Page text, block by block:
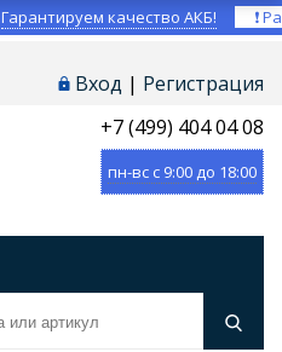
Гарантируем качество АКБ! ❗
Вход | Регистрация
+7 (499) 404 04 08
пн-вс с 9:00 до 18:00